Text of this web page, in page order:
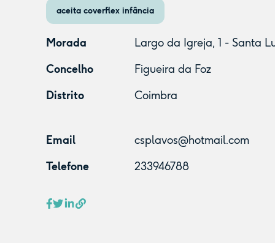
aceita coverflex infância
Morada
Largo da Igreja, 1 - Santa
Concelho
Figueira da Foz
Distrito
Coimbra
Email
csplavos@hotmail.com
Telefone
233946788